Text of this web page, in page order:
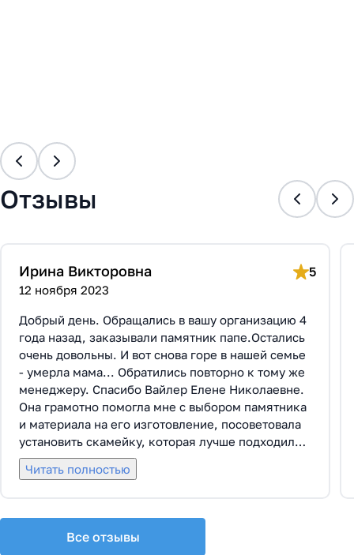
Отзывы
Ирина Викторовна 5
12 ноября 2023
Добрый день. Обращались в вашу организацию 4
года назад, заказывали памятник папе.Остались
очень довольны. И вот снова горе в нашей семье
- умерла мама... Обратились повторно к тому же
менеджеру. Спасибо Вайлер Елене Николаевне.
Она грамотно помогла мне с выбором памятника
и материала на его изготовление, посоветовала
установить скамейку, которая лучше подходила
по общему дизайну. Вышли на улицу, посмотрели
представленные варианты, я определилась с
все этапы которого были выполнены вовремя и
Читать полностью
Все отзывы